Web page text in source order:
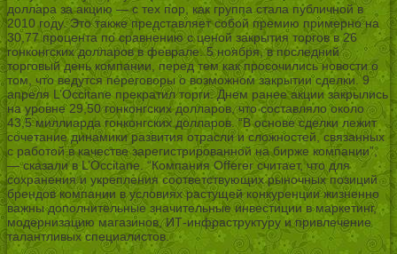
доллара за акцию — с тех пор, как группа стала публичной в
2010 году. Это также представляет собой премию примерно на
30,77 процента по сравнению с ценой закрытия торгов в 26
гонконгских долларов в феврале. 5 ноября, в последний
торговый день компании, перед тем как просочились новости о
том, что ведутся переговоры о возможном закрытии сделки. 9
апреля L’Occitane прекратил торги. Днем ранее акции закрылись
на уровне 29,50 гонконгских долларов, что составляло около
43,5 миллиарда гонконгских долларов. “В основе сделки лежит
сочетание динамики развития отрасли и сложностей, связанных
с работой в качестве зарегистрированной на бирже компании”,
— сказали в L’Occitane. “Компания Offerer считает, что для
сохранения и укрепления соответствующих рыночных позиций
брендов компании в условиях растущей конкуренции жизненно
важны дополнительные значительные инвестиции в маркетинг,
модернизацию магазинов, ИТ-инфраструктуру и привлечение
талантливых специалистов.